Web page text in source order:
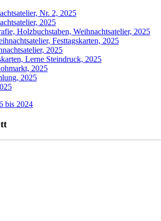
Nr. 2, 2025
2025
Holzbuchstaben, Weihnachtsatelier, 2025
Festtagskarten, 2025
2025
Lerne Steindruck, 2025
2025
2025
bis 2024